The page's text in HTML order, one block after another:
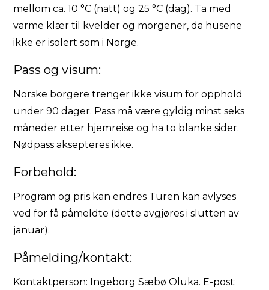
mellom ca. 10 °C (natt) og 25 °C (dag). Ta med
varme klær til kvelder og morgener, da husene
ikke er isolert som i Norge.
Pass og visum:
Norske borgere trenger ikke visum for opphold
under 90 dager. Pass må være gyldig minst seks
måneder etter hjemreise og ha to blanke sider.
Nødpass aksepteres ikke.
Forbehold:
Program og pris kan endres Turen kan avlyses
ved for få påmeldte (dette avgjøres i slutten av
januar).
Påmelding/kontakt:
Kontaktperson: Ingeborg Sæbø Oluka. E-post: